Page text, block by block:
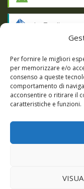
Per fornire le migliori
per memorizzare e/o
consenso a queste
comportamento di
acconsentire o ritirare il
caratteristiche e funzioni.
by Email
RSS
SSL SECURE
Giochi